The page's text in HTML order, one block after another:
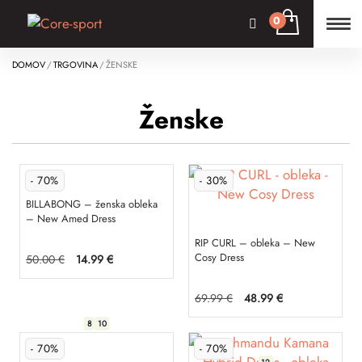
DOMOV TRGOVINA ŽENSKE
Ženske
- 70%
BILLABONG – ženska obleka
– New Amed Dress
50.00€ Izvirna
je
14.99 €Trenutna
je:
več
- 30%
RIP CURL – obleka – New
Cosy Dress
69.99€ Izvirna
je
bila:
69.99 €.
48.99 €Trenutna
je:
48.99 €.
izdelek
- 70%
8 10
- 70%